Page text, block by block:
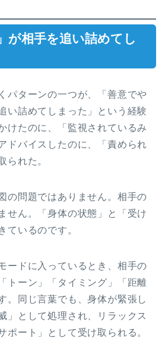
が相手を追い詰めてし
パターンの一つが、「善意でや
い詰めてしまった」という経験
けたのに、「監視されているみ
ドバイスしたのに、「責められ
られた。
の問題ではありません。相手の
せん。「身体の状態」と「受け
ているのです。
ードに入っているとき、相手の
トーン」「タイミング」「距離
。同じ言葉でも、身体が緊張し
」として処理され、リラックス
ポート」として受け取られる。